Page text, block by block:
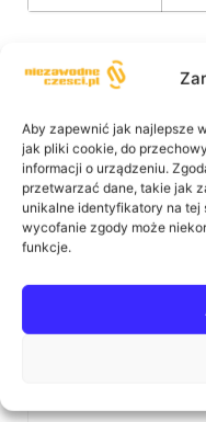
Aby zapewnić jak najlepsze
jak pliki cookie, do
informacji o urządzeniu.
przetwarzać dane, takie jak
unikalne identyfikatory na tej
wycofanie zgody może
funkcje.
Podobne